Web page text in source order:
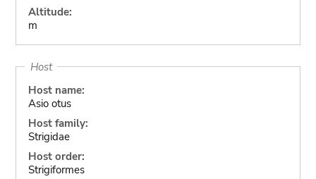
Altitude:
m
Host
Host name:
Asio otus
Host family:
Strigidae
Host order:
Strigiformes